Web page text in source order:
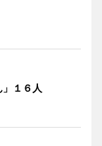
」１６人